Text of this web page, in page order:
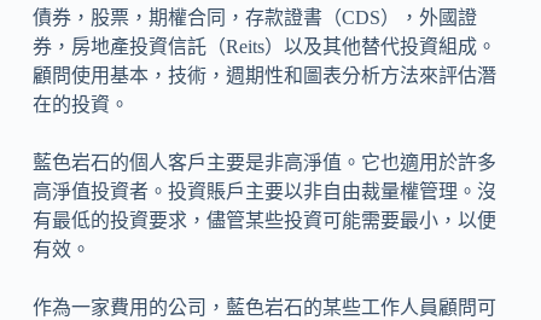
債券，股票，期權合同，存款證書（CDS），外國證
券，房地產投資信託（Reits）以及其他替代投資組成。
顧問使用基本，技術，週期性和圖表分析方法來評估潛
在的投資。
藍色岩石的個人客戶主要是非高淨值。它也適用於許多
高淨值投資者。投資賬戶主要以非自由裁量權管理。沒
有最低的投資要求，儘管某些投資可能需要最小，以便
有效。
作為一家費用的公司，藍色岩石的某些工作人員顧問可